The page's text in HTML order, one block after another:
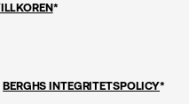
*
BERGHS INTEGRITETSPOLICY*